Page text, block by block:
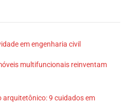
em engenharia civil
multifuncionais reinventam
arquitetônico: 9 cuidados em